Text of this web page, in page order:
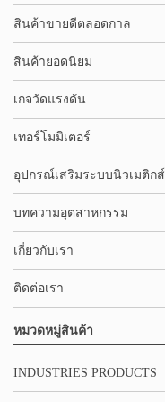
สินค้าขายดีตลอดกาล
สินค้ายอดนิยม
เกจวัดแรงดัน
เทอร์โมมิเตอร์
อุปกรณ์เสริมระบบนิวเมติกส์
บทความอุตสาหกรรม
เกี่ยวกับเรา
ติดต่อเรา
หมวดหมู่สินค้า
INDUSTRIES PRODUCTS